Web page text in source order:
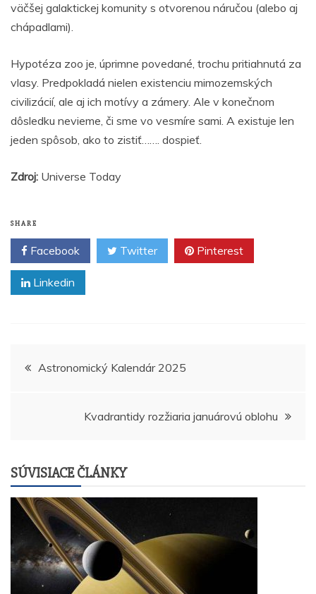
väčšej galaktickej komunity s otvorenou náručou (alebo aj
chápadlami).
Hypotéza zoo je, úprimne povedané, trochu pritiahnutá za
vlasy. Predpokladá nielen existenciu mimozemských
civilizácií, ale aj ich motívy a zámery. Ale v konečnom
dôsledku nevieme, či sme vo vesmíre sami. A existuje len
jeden spôsob, ako to zistiť……. dospieť.
Zdroj: Universe Today
SHARE
Facebook Twitter Pinterest
Linkedin
Navigácia
Astronomický Kalendár 2025
Kvadrantidy rozžiaria januárovú oblohu
SÚVISIACE ČLÁNKY